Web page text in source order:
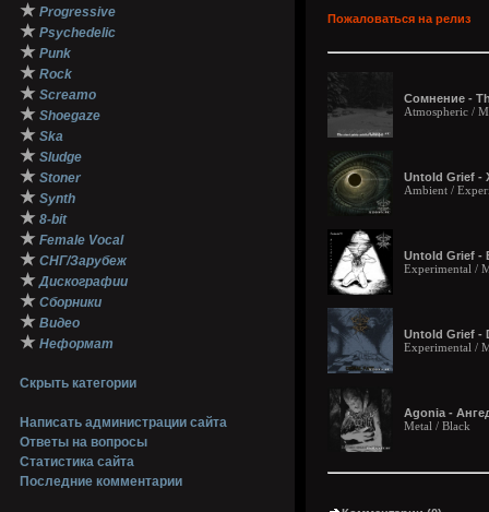
★ Progressive
★ Psychedelic
★ Punk
★ Rock
★ Screamo
★ Shoegaze
★ Ska
★ Sludge
★ Stoner
★ Synth
★ 8-bit
★ Female Vocal
★ СНГ/Зарубеж
★ Дискографии
★ Сборники
★ Видео
★ Неформат
Скрыть категории
Написать администрации сайта
Ответы на вопросы
Статистика сайта
Последние комментарии
Пожаловаться на релиз
Сомнение -
Atmospheric /
Untold Grief -
Ambient /
Untold Grief -
Experimental /
Untold Grief -
Experimental /
Agonia -
Metal / Black